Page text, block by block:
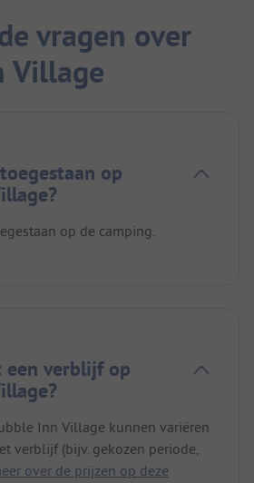
vragen over
Village
op
op de camping.
een verblijf op
Inn Village kunnen variëren
verblijf (bijv. gekozen periode,
over de prijzen op deze